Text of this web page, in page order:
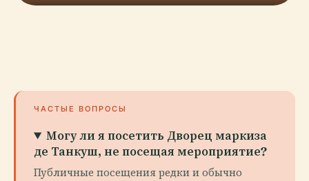
ЧАСТЫЕ ВОПРОСЫ
Могу ли я посетить Дворец маркиза
де Танкуш, не посещая мероприятие?
Публичные посещения редки и обычно